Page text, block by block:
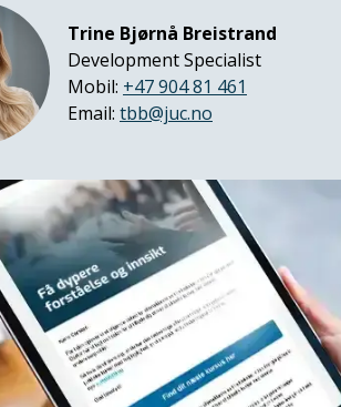
Trine Bjørnå Breistrand
Development Specialist
Mobil: +47 904 81 461
Email: tbb@juc.no